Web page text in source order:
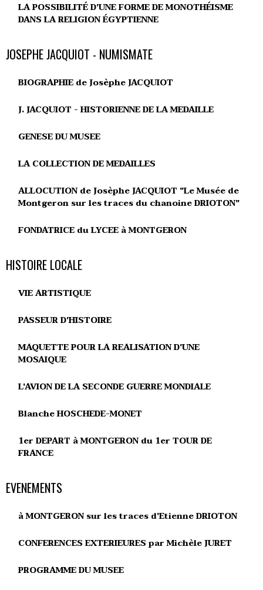
LA POSSIBILITÉ D'UNE FORME DE MONOTHÉISME
DANS LA RELIGION ÉGYPTIENNE
JOSEPHE JACQUIOT - NUMISMATE
BIOGRAPHIE de Josèphe JACQUIOT
J. JACQUIOT - HISTORIENNE DE LA MEDAILLE
GENESE DU MUSEE
LA COLLECTION DE MEDAILLES
ALLOCUTION de Josèphe JACQUIOT "Le Musée de
Montgeron sur les traces du chanoine DRIOTON"
FONDATRICE du LYCEE à MONTGERON
HISTOIRE LOCALE
VIE ARTISTIQUE
PASSEUR D'HISTOIRE
MAQUETTE POUR LA REALISATION D'UNE
MOSAIQUE
L'AVION DE LA SECONDE GUERRE MONDIALE
Blanche HOSCHEDE-MONET
1er DEPART à MONTGERON du 1er TOUR DE
FRANCE
EVENEMENTS
à MONTGERON sur les traces d'Etienne DRIOTON
CONFERENCES EXTERIEURES par Michèle JURET
PROGRAMME DU MUSEE